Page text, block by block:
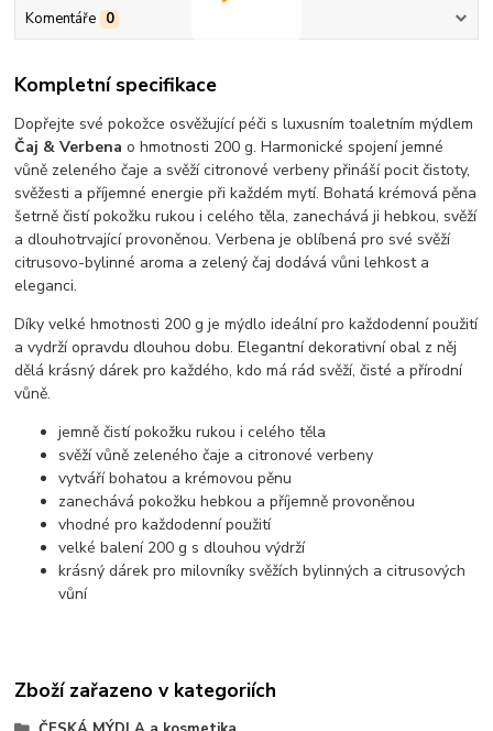
Komentáře 0
Kompletní specifikace
Dopřejte své pokožce osvěžující péči s luxusním toaletním mýdlem
Čaj & Verbena o hmotnosti 200 g. Harmonické spojení jemné
vůně zeleného čaje a svěží citronové verbeny přináší pocit čistoty,
svěžesti a příjemné energie při každém mytí. Bohatá krémová pěna
šetrně čistí pokožku rukou i celého těla, zanechává ji hebkou, svěží
a dlouhotrvající provoněnou. Verbena je oblíbená pro své svěží
citrusovo-bylinné aroma a zelený čaj dodává vůni lehkost a
eleganci.
Díky velké hmotnosti 200 g je mýdlo ideální pro každodenní použití
a vydrží opravdu dlouhou dobu. Elegantní dekorativní obal z něj
dělá krásný dárek pro každého, kdo má rád svěží, čisté a přírodní
vůně.
jemně čistí pokožku rukou i celého těla
svěží vůně zeleného čaje a citronové verbeny
vytváří bohatou a krémovou pěnu
zanechává pokožku hebkou a příjemně provoněnou
vhodné pro každodenní použití
velké balení 200 g s dlouhou výdrží
krásný dárek pro milovníky svěžích bylinných a citrusových
vůní
Zboží zařazeno v kategoriích